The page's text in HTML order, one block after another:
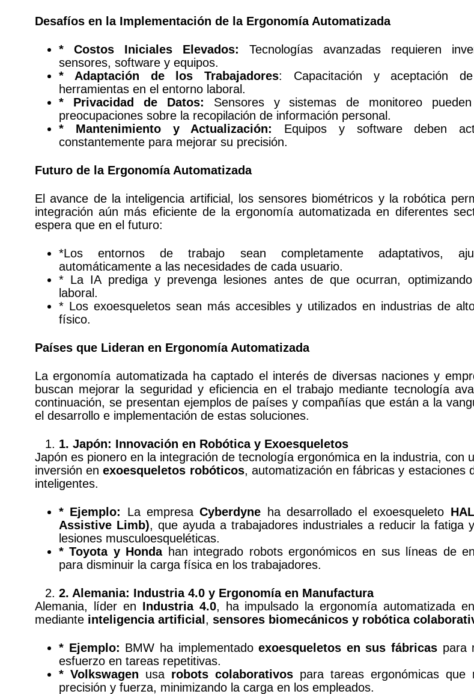
Desafíos en la Implementación de la Ergonomía Automatizada
* Costos Iniciales Elevados: Tecnologías avanzadas requieren
sensores, software y equipos.
* Adaptación de los Trabajadores: Capacitación y aceptación
herramientas en el entorno laboral.
* Privacidad de Datos: Sensores y sistemas de monitoreo
preocupaciones sobre la recopilación de información personal.
* Mantenimiento y Actualización:
Equipos y software deben
constantemente para mejorar su precisión.
Futuro de la Ergonomía Automatizada
El avance de la inteligencia artificial, los sensores biométricos y la robótica
integración aún más eficiente de la ergonomía automatizada en diferentes
espera que en el futuro:
*Los entornos de trabajo sean completamente adaptativos,
automáticamente a las necesidades de cada usuario.
* La IA prediga y prevenga lesiones antes de que ocurran,
laboral.
* Los exoesqueletos sean más accesibles y utilizados en industrias de
físico.
Países que Lideran en Ergonomía Automatizada
La ergonomía automatizada ha captado el interés de diversas naciones y
buscan mejorar la seguridad y eficiencia en el trabajo mediante tecnología
continuación, se presentan ejemplos de países y compañías que están a la
el desarrollo e implementación de estas soluciones.
1. Japón: Innovación en Robótica y Exoesqueletos
Japón es pionero en la integración de tecnología ergonómica en la industria, con
inversión enexoesqueletos robóticos, automatización en fábricas y estaciones
inteligentes.
* Ejemplo: La empresaCyberdyne ha desarrollado el exoesqueleto
Assistive Limb), que ayuda a trabajadores industriales a reducir la fatiga
lesiones musculoesqueléticas.
* Toyota y Hondahan integrado robots ergonómicos en sus líneas de
para disminuir la carga física en los trabajadores.
2. Alemania: Industria 4.0 y Ergonomía en Manufactura
Alemania, líder en Industria 4.0, ha impulsado la ergonomía automatizada
mediante inteligencia artificial , sensores biomecánicos y robótica
* Ejemplo: BMW ha implementadoexoesqueletos en sus fábricas para
esfuerzo en tareas repetitivas.
* Volkswagen usa robots colaborativos para tareas ergonómicas que
precisión y fuerza, minimizando la carga en los empleados.